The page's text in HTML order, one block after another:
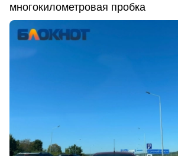
многокилометровая пробка